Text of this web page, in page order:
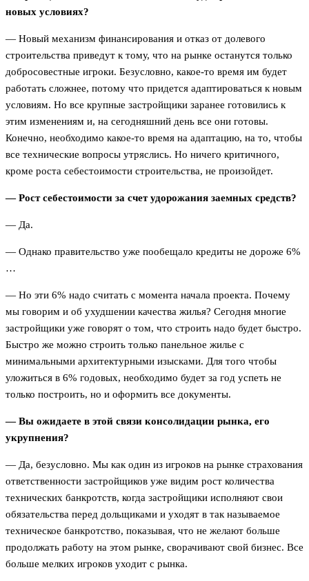
новых условиях?
— Новый механизм финансирования и отказ от долевого
строительства приведут к тому, что на рынке останутся только
добросовестные игроки. Безусловно, какое-то время им будет
работать сложнее, потому что придется адаптироваться к новым
условиям. Но все крупные застройщики заранее готовились к
этим изменениям и, на сегодняшний день все они готовы.
Конечно, необходимо какое-то время на адаптацию, на то, чтобы
все технические вопросы утряслись. Но ничего критичного,
кроме роста себестоимости строительства, не произойдет.
— Рост себестоимости за счет удорожания заемных средств?
— Да.
— Однако правительство уже пообещало кредиты не дороже 6%
…
— Но эти 6% надо считать с момента начала проекта. Почему
мы говорим и об ухудшении качества жилья? Сегодня многие
застройщики уже говорят о том, что строить надо будет быстро.
Быстро же можно строить только панельное жилье с
минимальными архитектурными изысками. Для того чтобы
уложиться в 6% годовых, необходимо будет за год успеть не
только построить, но и оформить все документы.
— Вы ожидаете в этой связи консолидации рынка, его
укрупнения?
— Да, безусловно. Мы как один из игроков на рынке страхования
ответственности застройщиков уже видим рост количества
технических банкротств, когда застройщики исполняют свои
обязательства перед дольщиками и уходят в так называемое
техническое банкротство, показывая, что не желают больше
продолжать работу на этом рынке, сворачивают свой бизнес. Все
больше мелких игроков уходит с рынка.